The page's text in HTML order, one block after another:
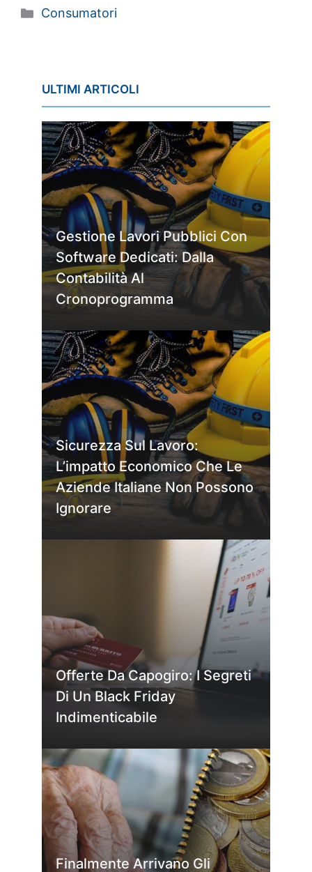
Categorie
Consumatori
ULTIMI ARTICOLI
Gestione Lavori Pubblici Con
Software Dedicati: Dalla
Contabilità Al
Cronoprogramma
Sicurezza Sul Lavoro:
L’impatto Economico Che Le
Aziende Italiane Non Possono
Ignorare
Offerte Da Capogiro: I Segreti
Di Un Black Friday
Indimenticabile
Finalmente Arrivano Gli